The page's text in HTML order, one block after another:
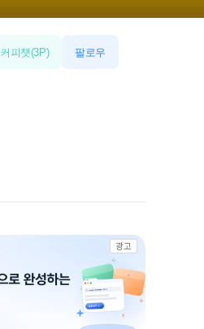
커피챗(3P) 팔로우
광고